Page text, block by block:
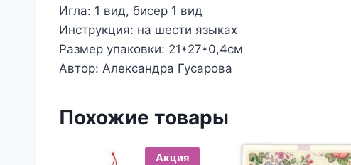
Игла: 1 вид, бисер 1 вид
Инструкция: на шести языках
Размер упаковки: 21*27*0,4см
Автор: Александра Гусарова
Похожие товары
Акция